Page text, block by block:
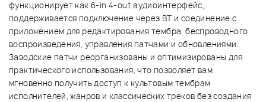
функционирует как 6-in 4-out аудиоинтерфейс,
поддерживается подключение через BT и соединение с
приложением для редактирования тембра, беспроводного
воспроизведения, управления патчами и обновлениями.
Заводские патчи реорганизованы и оптимизированы для
практического использования, что позволяет вам
мгновенно получить доступ к культовым тембрам
исполнителей, жанров и классических треков без создания